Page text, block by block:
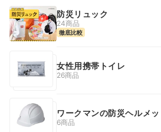
防災リュック
24商品
徹底比較
女性用携帯トイレ
26商品
ワークマンの防災ヘルメッ
6商品